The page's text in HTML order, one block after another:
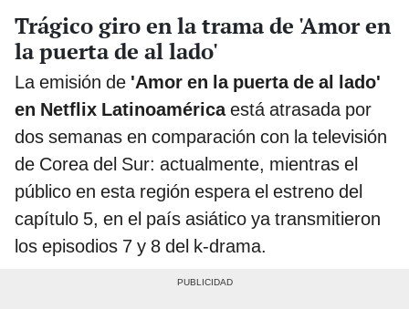
Trágico giro en la trama de 'Amor en
la puerta de al lado'
La emisión de 'Amor en la puerta de al lado'
en Netflix Latinoaméricaestá atrasada por
dos semanas en comparación con la televisión
de Corea del Sur: actualmente, mientras el
público en esta región espera el estreno del
capítulo 5, en el país asiático ya transmitieron
los episodios 7 y 8 del k-drama.